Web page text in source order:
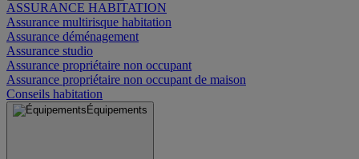
ASSURANCE HABITATION
Assurance multirisque habitation
Assurance déménagement
Assurance studio
Assurance propriétaire non occupant
Assurance propriétaire non occupant de maison
Conseils habitation
Équipements